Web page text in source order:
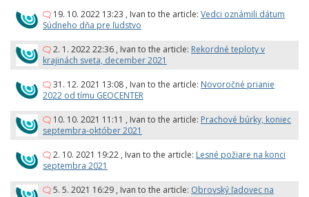
19. 10. 2022 13:23 , Ivan to the article: Vedci oznámili dátum
Súdneho dňa pre ľudstvo
2. 1. 2022 22:36 , Ivan to the article: Rekordné teploty v
krajinách sveta, december 2021
31. 12. 2021 13:08 , Ivan to the article: Novoročné prianie
2022 od tímu GEOCENTER
10. 10. 2021 11:11 , Ivan to the article: Prachové búrky, koniec
septembra-október 2021
2. 10. 2021 19:22 , Ivan to the article: Lesné požiare na konci
septembra 2021
5. 5. 2021 16:29 , Ivan to the article: Obrovský ľadovec na